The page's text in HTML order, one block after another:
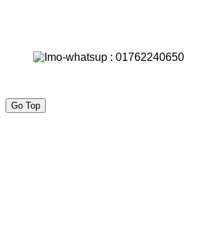
Go Top